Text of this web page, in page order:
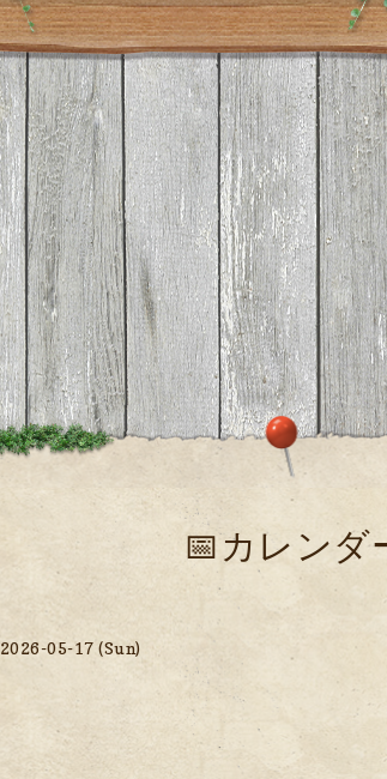
📅カレンダ
2026-05-17 (Sun)